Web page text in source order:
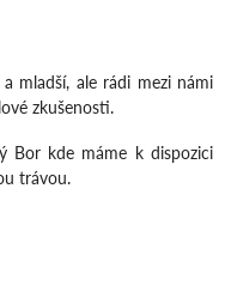
mladší, ale rádi mezi námi
zkušenosti.
Bor kde máme k dispozici
trávou.